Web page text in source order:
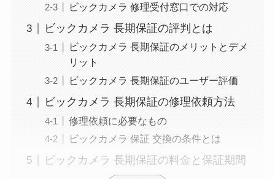
ビックカメラ 修理受付窓口での対応
ビックカメラ 長期保証の評判とは
ビックカメラ 長期保証のメリットとデメ
リット
ビックカメラ 長期保証のユーザー評価
ビックカメラ 長期保証の修理依頼方法
修理依頼に必要なもの
ビックカメラ 保証 交換の条件とは
ビックカメラ 長期保証の料金と保証期間